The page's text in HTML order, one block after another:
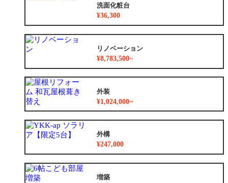
洗面化粧台
¥36,300
リノベーション
¥8,783,500~
外装
¥1,024,000~
外構
¥247,000
増築